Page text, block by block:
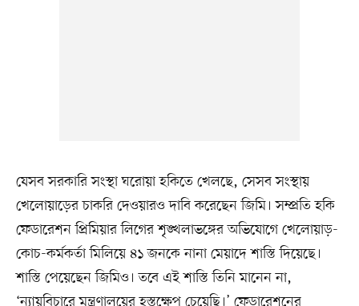
যেসব সরকারি সংস্থা ঘরোয়া হকিতে খেলছে, সেসব সংস্থায়
খেলোয়াড়ের চাকরি দেওয়ারও দাবি করেছেন জিমি। সম্প্রতি হকি
ফেডারেশন প্রিমিয়ার লিগের শৃঙ্খলাভঙ্গের অভিযোগে খেলোয়াড়-
কোচ-কর্মকর্তা মিলিয়ে ৪১ জনকে নানা মেয়াদে শাস্তি দিয়েছে।
শাস্তি পেয়েছেন জিমিও। তবে এই শাস্তি তিনি মানেন না,
‘ন্যায়বিচারে মন্ত্রণালয়ের হস্তক্ষেপ চেয়েছি।’ ফেডারেশনের